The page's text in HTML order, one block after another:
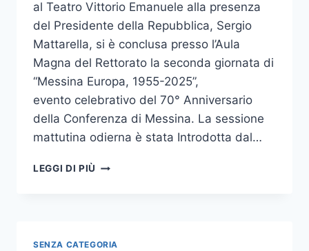
al Teatro Vittorio Emanuele alla presenza
del Presidente della Repubblica, Sergio
Mattarella, si è conclusa presso l’Aula
Magna del Rettorato la seconda giornata di
“Messina Europa, 1955-2025”,
evento celebrativo del 70° Anniversario
della Conferenza di Messina. La sessione
mattutina odierna è stata Introdotta dal…
LEGGI DI PIÙ “MESSINA
SENZA CATEGORIA